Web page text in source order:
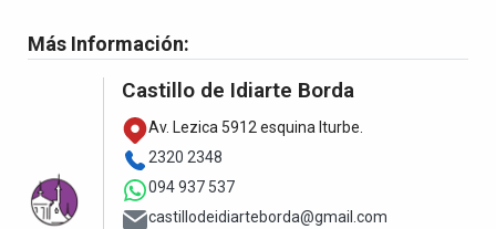
Más Información:
Castillo de Idiarte Borda
Av. Lezica 5912 esquina Iturbe.
2320 2348
094 937 537
castillodeidiarteborda@gmail.com